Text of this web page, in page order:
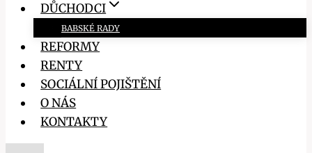
DŮCHODCI
BABSKÉ RADY
REFORMY
RENTY
SOCIÁLNÍ POJIŠTĚNÍ
O NÁS
KONTAKTY